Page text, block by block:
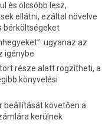
és olcsóbb lesz,
ellátni, ezáltal növelve
bérköltségeket
ugyanaz az
igénybe
része alatt rögzítheti, a
könyvelési
beállítását követően a
kerülnek